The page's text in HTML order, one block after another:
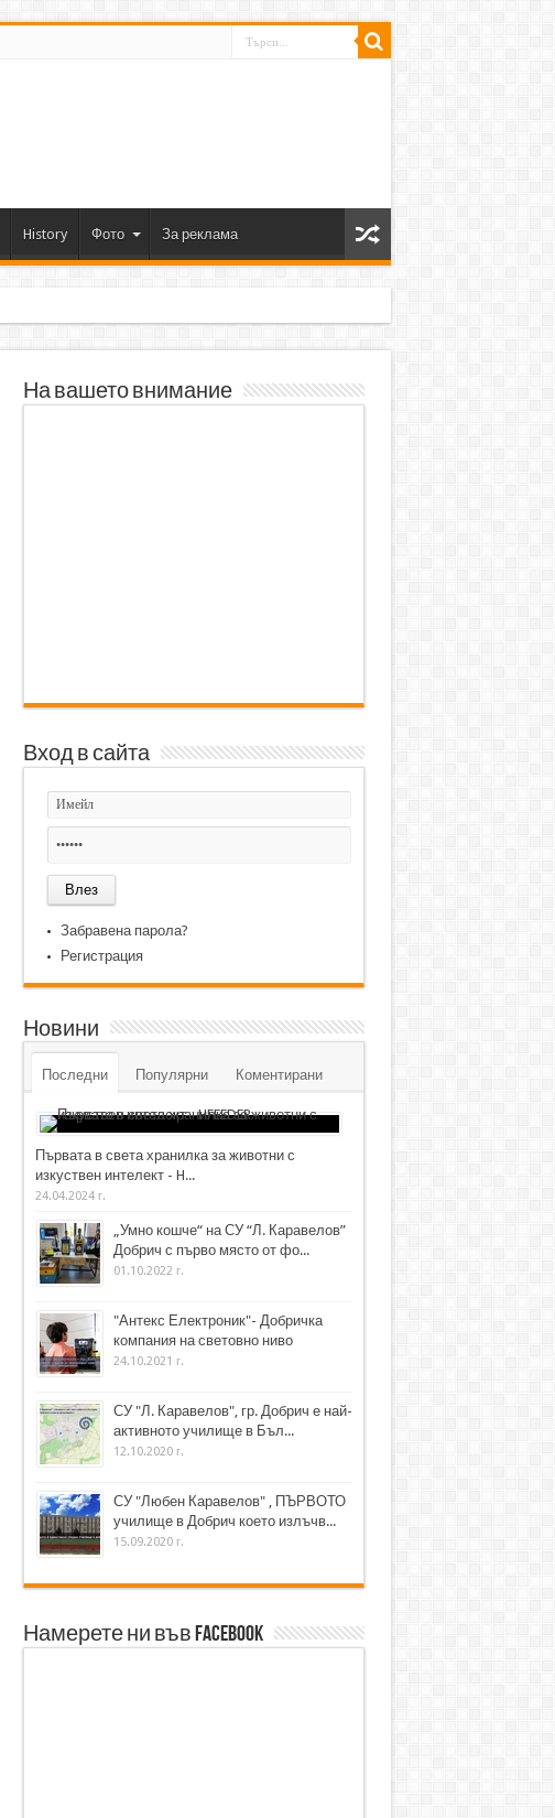
History Фото За реклама
На вашето внимание
Вход в сайта
Забравена парола?
Регистрация
Новини
Последни Популярни Коментирани
Първата в света хранилка за животни с
изкуствен интелект - H...
24.04.2024 г.
„Умно кошче“ на СУ “Л. Каравелов”
Добрич с първо място от фо...
01.10.2022 г.
"Антекс Електроник"- Добричка
компания на световно ниво
24.10.2021 г.
СУ "Л. Каравелов", гр. Добрич е най-
активното училище в Бъл...
12.10.2020 г.
СУ "Любен Каравелов" , ПЪРВОТО
училище в Добрич което излъчв...
15.09.2020 г.
Намерете ни във Facebook